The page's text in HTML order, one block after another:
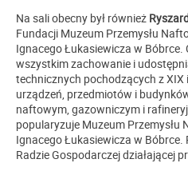
Na sali obecny był również
Fundacji Muzeum Przemysłu
Ignacego Łukasiewicza w Bóbrce.
wszystkim zachowanie i
technicznych pochodzących z
urządzeń, przedmiotów i
naftowym, gazowniczym i
popularyzuje Muzeum
Ignacego Łukasiewicza w Bóbrce.
Radzie Gospodarczej działającej